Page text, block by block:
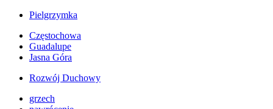
Pielgrzymka
Częstochowa
Guadalupe
Jasna Góra
Rozwój Duchowy
grzech